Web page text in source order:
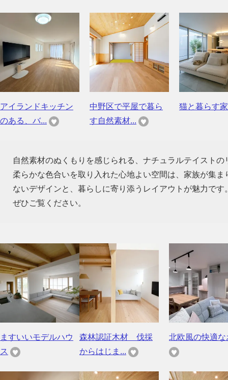
アイランドキッチン
のある、バ...
中野区で平屋で暮ら
す自然素材...
猫と暮らす家
自然素材のぬくもりを感じられる、ナチュラルテイスト
柔らかな色合いを取り入れた心地よい空間は、家族が集
ないデザインと、暮らしに寄り添うレイアウトが魅力で
ぜひご覧ください。
ますいいモデルハウ
ス
森林認証木材 伐採
からはじま...
北欧風の快適な